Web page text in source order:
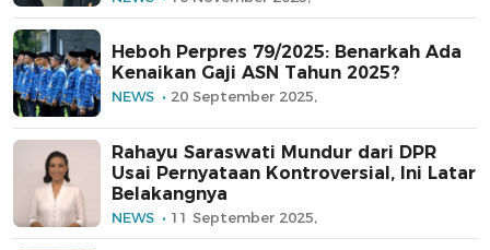
Heboh Perpres 79/2025: Benarkah Ada
Kenaikan Gaji ASN Tahun 2025?
NEWS 20 September 2025,
Rahayu Saraswati Mundur dari DPR
Usai Pernyataan Kontroversial, Ini Latar
Belakangnya
NEWS 11 September 2025,